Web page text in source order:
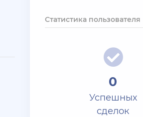
Статистика пользователя
0
Успешных
сделок